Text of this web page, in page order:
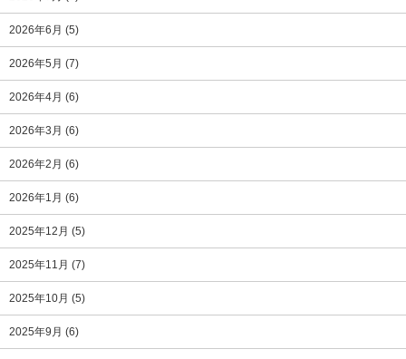
2026年6月 (5)
2026年5月 (7)
2026年4月 (6)
2026年3月 (6)
2026年2月 (6)
2026年1月 (6)
2025年12月 (5)
2025年11月 (7)
2025年10月 (5)
2025年9月 (6)